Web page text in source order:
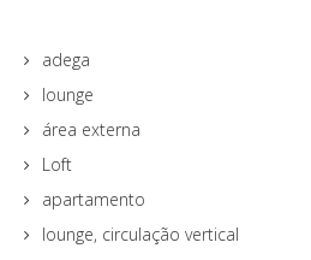
adega
lounge
área externa
Loft
apartamento
lounge, circulação vertical